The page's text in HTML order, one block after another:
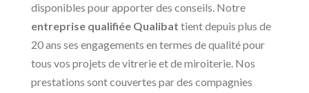
disponibles pour apporter des conseils. Notre
entreprise qualifiée Qualibat tient depuis plus de
20 ans ses engagements en termes de qualité pour
tous vos projets de vitrerie et de miroiterie. Nos
prestations sont couvertes par des compagnies